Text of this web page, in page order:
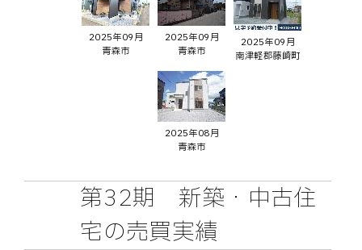
2025年09月
青森市
2025年09月
青森市
2025年09月
南津軽郡藤崎町
2025年08月
青森市
第32期 新築・中古住
宅の売買実績